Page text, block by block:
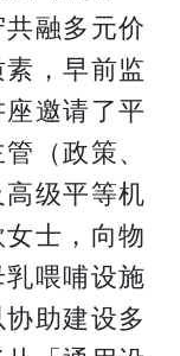
融多元价
，早前监
邀请了平
（政策、
级平等机
士，向物
喂哺设施
助建设多